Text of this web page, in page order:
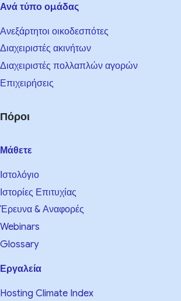
Ανά τύπο ομάδας
Ανεξάρτητοι οικοδεσπότες
Διαχειριστές ακινήτων
Διαχειριστές πολλαπλών αγορών
Επιχειρήσεις
Πόροι
Μάθετε
Ιστολόγιο
Ιστορίες Επιτυχίας
Έρευνα & Αναφορές
Webinars
Glossary
Εργαλεία
Hosting Climate Index